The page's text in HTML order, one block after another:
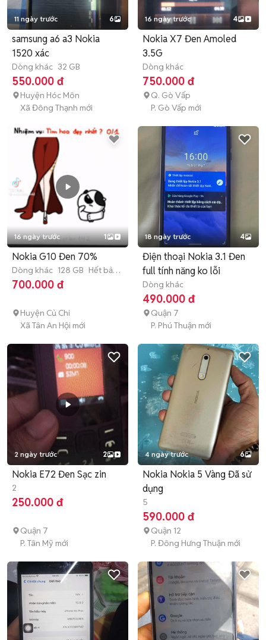
11 ngày trước 6
samsung a6 a3 Nokia
1520 xác
Dòng khác 32 GB
550.000 đ
Huyện Hóc Môn
Xã Đông Thạnh mới
16 ngày trước 4
Nokia X7 Đen Amoled
3.5G
Dòng khác
750.000 đ
Q. Gò Vấp
P. Gò Vấp mới
16 ngày trước 1
Nokia G10 Đen 70%
Dòng khác 128 GB Hết bảo
hành
700.000 đ
Huyện Củ Chi
Xã Tân An Hội mới
18 ngày trước 4
Điện thoại Nokia 3.1 Đen
full tính năng ko lỗi
Dòng khác
490.000 đ
Quận 7
P. Phú Thuận mới
2 ngày trước 2
Nokia E72 Đen Sạc zin
2
250.000 đ
Quận 7
P. Tân Mỹ mới
4 ngày trước 6
Nokia Nokia 5 Vàng Đã sử
dụng
5
590.000 đ
Quận 12
P. Đông Hưng Thuận mới